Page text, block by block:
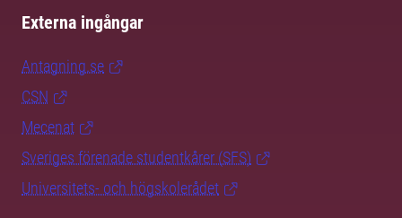
Externa ingångar
Antagning.se
CSN
Mecenat
Sveriges förenade studentkårer (SFS)
Universitets- och högskolerådet